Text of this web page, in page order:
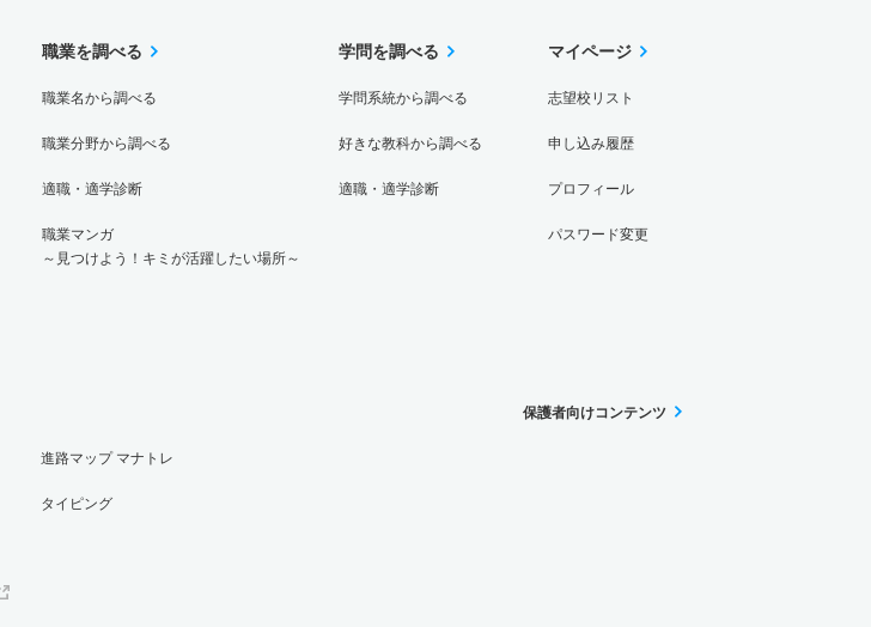
職業を調べる
職業名から調べる
職業分野から調べる
適職・適学診断
職業マンガ
～見つけよう！キミが活躍したい場所～
学問を調べる
学問系統から調べる
好きな教科から調べる
適職・適学診断
マイページ
志望校リスト
申し込み履歴
プロフィール
パスワード変更
進路マップ マナトレ
タイピング
保護者向けコンテンツ